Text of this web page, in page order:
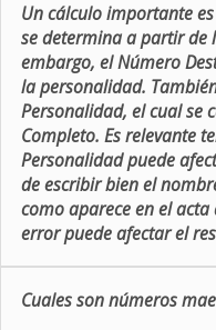
Un cálculo importante
se determina a partir de
embargo, el Número
la personalidad.
Personalidad, el cual se
Completo. Es relevante
Personalidad puede
de escribir bien el
como aparece en el
error puede afectar el
Cuales son números